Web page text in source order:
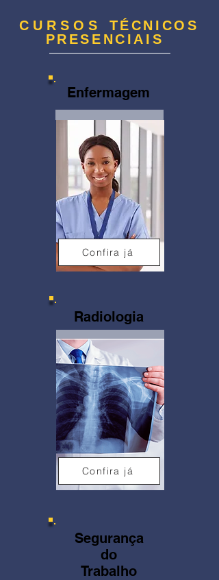
CURSOS TÉCNICOS
PRESENCIAIS
Enfermagem
Confira já
Radiologia
Confira já
Segurança
do
Trabalho